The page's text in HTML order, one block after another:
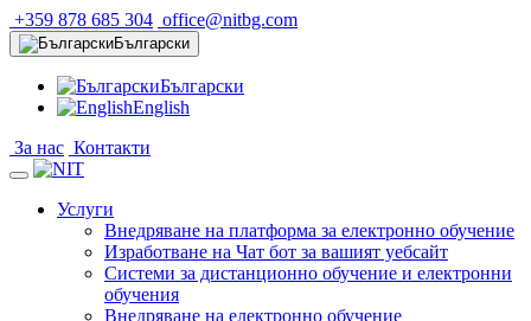
+359 878 685 304 office@nitbg.com
Български
Български
English
За нас Контакти
Услуги
Внедряване на платформа за електронно обучение
Изработване на Чат бот за вашият уебсайт
Системи за дистанционно обучение и електронни
обучения
Внедряване на електронно обучение